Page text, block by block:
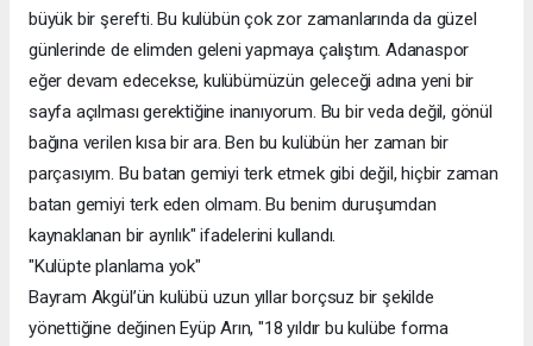
büyük bir şerefti. Bu kulübün çok zor zamanlarında da güzel
günlerinde de elimden geleni yapmaya çalıştım. Adanaspor
eğer devam edecekse, kulübümüzün geleceği adına yeni bir
sayfa açılması gerektiğine inanıyorum. Bu bir veda değil, gönül
bağına verilen kısa bir ara. Ben bu kulübün her zaman bir
parçasıyım. Bu batan gemiyi terk etmek gibi değil, hiçbir zaman
batan gemiyi terk eden olmam. Bu benim duruşumdan
kaynaklanan bir ayrılık" ifadelerini kullandı.
"Kulüpte planlama yok"
Bayram Akgül’ün kulübü uzun yıllar borçsuz bir şekilde
yönettiğine değinen Eyüp Arın, "18 yıldır bu kulübe forma